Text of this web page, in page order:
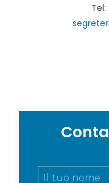
Tel:
N